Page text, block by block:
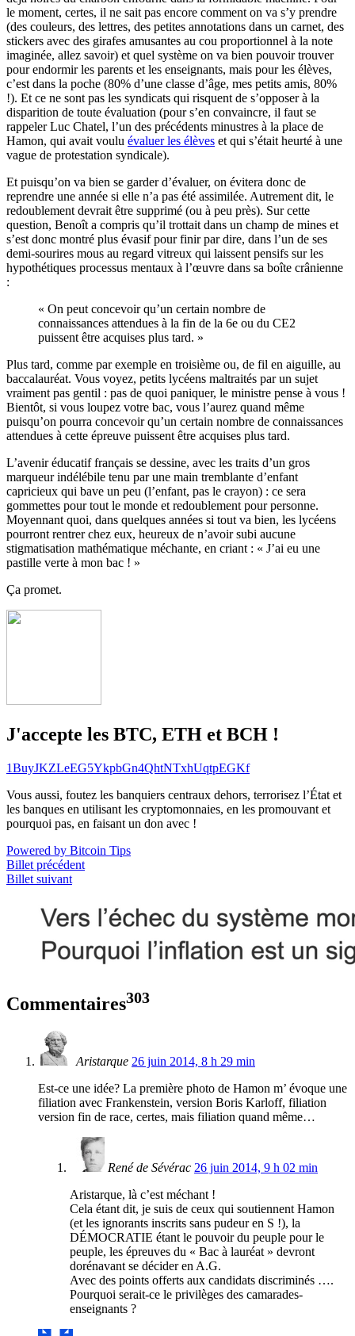
le moment, certes, il ne sait pas encore comment on va s’y prendre
(des couleurs, des lettres, des petites annotations dans un carnet, des
stickers avec des girafes amusantes au cou proportionnel à la note
imaginée, allez savoir) et quel système on va bien pouvoir trouver
pour endormir les parents et les enseignants, mais pour les élèves,
c’est dans la poche (80% d’une classe d’âge, mes petits amis, 80%
!). Et ce ne sont pas les syndicats qui risquent de s’opposer à la
disparition de toute évaluation (pour s’en convaincre, il faut se
rappeler Luc Chatel, l’un des précédents minustres à la place de
Hamon, qui avait voulu évaluer les élèves et qui s’était heurté à une
vague de protestation syndicale).
Et puisqu’on va bien se garder d’évaluer, on évitera donc de
reprendre une année si elle n’a pas été assimilée. Autrement dit, le
redoublement devrait être supprimé (ou à peu près). Sur cette
question, Benoît a compris qu’il trottait dans un champ de mines et
s’est donc montré plus évasif pour finir par dire, dans l’un de ses
demi-sourires mous au regard vitreux qui laissent pensifs sur les
hypothétiques processus mentaux à l’œuvre dans sa boîte crânienne
:
« On peut concevoir qu’un certain nombre de
connaissances attendues à la fin de la 6e ou du CE2
puissent être acquises plus tard. »
Plus tard, comme par exemple en troisième ou, de fil en aiguille, au
baccalauréat. Vous voyez, petits lycéens maltraités par un sujet
vraiment pas gentil : pas de quoi paniquer, le ministre pense à vous !
Bientôt, si vous loupez votre bac, vous l’aurez quand même
puisqu’on pourra concevoir qu’un certain nombre de connaissances
attendues à cette épreuve puissent être acquises plus tard.
L’avenir éducatif français se dessine, avec les traits d’un gros
marqueur indélébile tenu par une main tremblante d’enfant
capricieux qui bave un peu (l’enfant, pas le crayon) : ce sera
gommettes pour tout le monde et redoublement pour personne.
Moyennant quoi, dans quelques années si tout va bien, les lycéens
pourront rentrer chez eux, heureux de n’avoir subi aucune
stigmatisation mathématique méchante, en criant : « J’ai eu une
pastille verte à mon bac ! »
Ça promet.
J'accepte les BTC, ETH et BCH !
1BuyJKZLeEG5YkpbGn4QhtNTxhUqtpEGKf
Vous aussi, foutez les banquiers centraux dehors, terrorisez l’État et
les banques en utilisant les cryptomonnaies, en les promouvant et
pourquoi pas, en faisant un don avec !
Powered by Bitcoin Tips
Billet précédent
Billet suivant
Commentaires303
Aristarque 26 juin 2014, 8 h 29 min
Est-ce une idée? La première photo de Hamon m’ évoque une
filiation avec Frankenstein, version Boris Karloff, filiation
version fin de race, certes, mais filiation quand même…
René de Sévérac 26 juin 2014, 9 h 02 min
Aristarque, là c’est méchant !
Cela étant dit, je suis de ceux qui soutiennent Hamon
(et les ignorants inscrits sans pudeur en S !), la
DÉMOCRATIE étant le pouvoir du peuple pour le
peuple, les épreuves du « Bac à lauréat » devront
dorénavant se décider en A.G.
Avec des points offerts aux candidats discriminés ….
Pourquoi serait-ce le privilèges des camarades-
enseignants ?